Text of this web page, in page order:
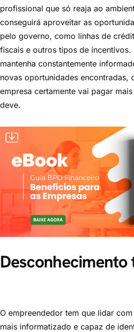
profissional que só reaja ao
conseguirá aproveitar as
pelo governo, como linhas de
fiscais e outros tipos de incentivos.
mantenha constantemente
novas oportunidades encontradas,
empresa certamente vai pagar
deve.
Desconhecimento
O empreendedor tem que lidar
mais informatizado e capaz de